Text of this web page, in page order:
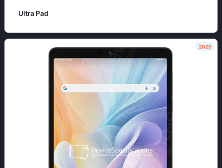
Ultra Pad
2025